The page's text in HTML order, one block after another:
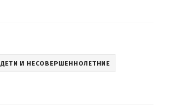
ДЕТИ И НЕСОВЕРШЕННОЛЕТНИЕ